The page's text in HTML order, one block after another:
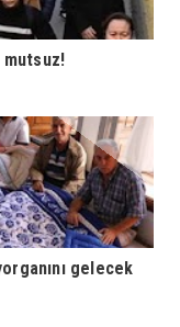
mutsuz!
gelecek